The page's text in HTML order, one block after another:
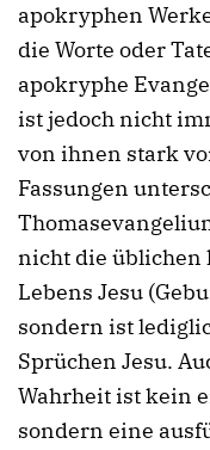
apokryphen
die Worte oder
apokryphe
ist jedoch nicht
von ihnen stark
Fassungen
nicht die üblichen
Lebens Jesu
sondern ist
Sprüchen Jesu.
Wahrheit ist kein
sondern eine